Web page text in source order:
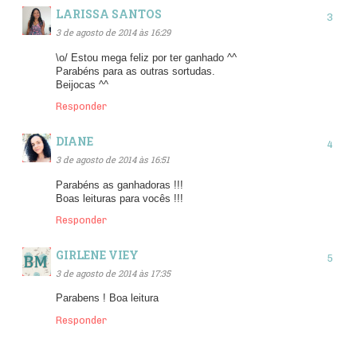
LARISSA SANTOS
3 de agosto de 2014 às 16:29
\o/ Estou mega feliz por ter ganhado ^^
Parabéns para as outras sortudas.
Beijocas ^^
Responder
DIANE
3 de agosto de 2014 às 16:51
Parabéns as ganhadoras !!!
Boas leituras para vocês !!!
Responder
GIRLENE VIEY
3 de agosto de 2014 às 17:35
Parabens ! Boa leitura
Responder